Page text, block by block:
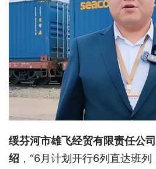
绥芬河市雄飞经贸有限责任公
绍 ，“6月计划开行6列直达班列